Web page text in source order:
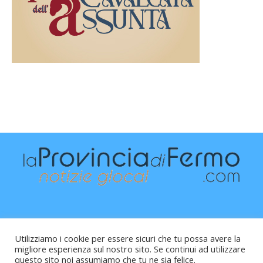
Utilizziamo i cookie per essere sicuri che tu possa avere la
migliore esperienza sul nostro sito. Se continui ad utilizzare
questo sito noi assumiamo che tu ne sia felice.